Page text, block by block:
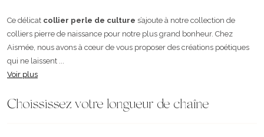
Ce délicat collier perle de culture s’ajoute à notre collection de
colliers pierre de naissance pour notre plus grand bonheur. Chez
Aismée, nous avons à cœur de vous proposer des créations poétiques
qui ne laissent ...
Voir plus
Choississez votre longueur de chaîne